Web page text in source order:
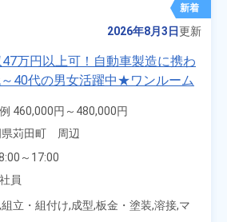
新着
2026年8月3日更新
万円以上可！自動車製造に携わ
40代の男女活躍中★ワンルーム
勤OK！無料駐車場あり！赴任旅
堂あり！日払いあり！土日休
支給！《福岡県京都郡苅田町》
460,000円～480,000円
1,900円～1,900円
苅田町　周辺
～17:00
～05:00
～15:00
～23:00
員
組立・組付け,成型,板金・塗装,溶接,マ